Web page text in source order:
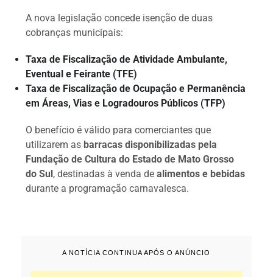
A nova legislação concede isenção de duas
cobranças municipais:
Taxa de Fiscalização de Atividade Ambulante,
Eventual e Feirante (TFE)
Taxa de Fiscalização de Ocupação e Permanência
em Áreas, Vias e Logradouros Públicos (TFP)
O benefício é válido para comerciantes que
utilizarem as barracas disponibilizadas pela
Fundação de Cultura do Estado de Mato Grosso
do Sul, destinadas à venda dealimentos e bebidas
durante a programação carnavalesca.
A NOTÍCIA CONTINUA APÓS O ANÚNCIO